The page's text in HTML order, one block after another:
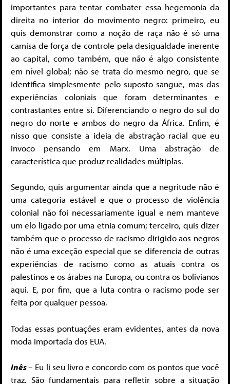
importantes para tentar combater essa hegemonia da
direita no interior do movimento negro: primeiro, eu
quis demonstrar como a noção de raça não é só uma
camisa de força de controle pela desigualdade inerente
ao capital, como também, que não é algo consistente
em nível global; não se trata do mesmo negro, que se
identifica simplesmente pelo suposto sangue, mas das
experiências coloniais que foram determinantes e
contrastantes entre si. Diferenciando o negro do sul do
negro do norte e ambos do negro da África. Enfim, é
nisso que consiste a ideia de abstração racial que eu
invoco pensando em Marx. Uma abstração de
característica que produz realidades múltiplas.
Segundo, quis argumentar ainda que a negritude não é
uma categoria estável e que o processo de violência
colonial não foi necessariamente igual e nem manteve
um elo ligado por uma etnia comum; terceiro, quis dizer
também que o processo de racismo dirigido aos negros
não é uma exceção especial que se diferencia de outras
experiências de racismo como as atuais contra os
palestinos e os árabes na Europa, ou contra os bolivianos
aqui. E, por fim, que a luta contra o racismo pode ser
feita por qualquer pessoa.
Todas essas pontuações eram evidentes, antes da nova
moda importada dos EUA.
Inês– Eu li seu livro e concordo com os pontos que você
traz. São fundamentais para refletir sobre a situação